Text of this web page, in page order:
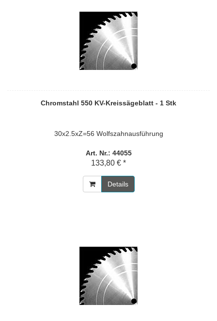
Chromstahl 550 KV-Kreissägeblatt - 1 Stk
30x2.5xZ=56 Wolfszahnausführung
Art. Nr.: 44055
133,80 € *
Details